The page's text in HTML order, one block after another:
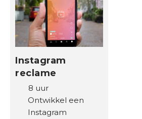
Instagram
reclame
8 uur
Ontwikkel een
Instagram